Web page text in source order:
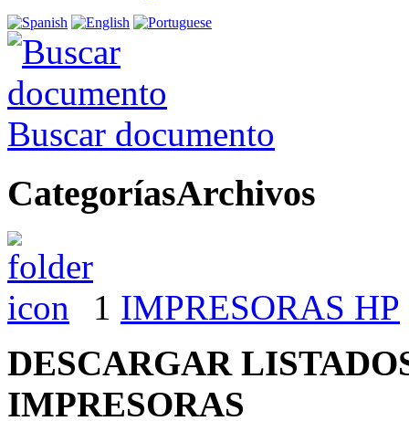
Buscar documento
CategoríasArchivos
1 IMPRESORAS HP
DESCARGAR
IMPRESORAS